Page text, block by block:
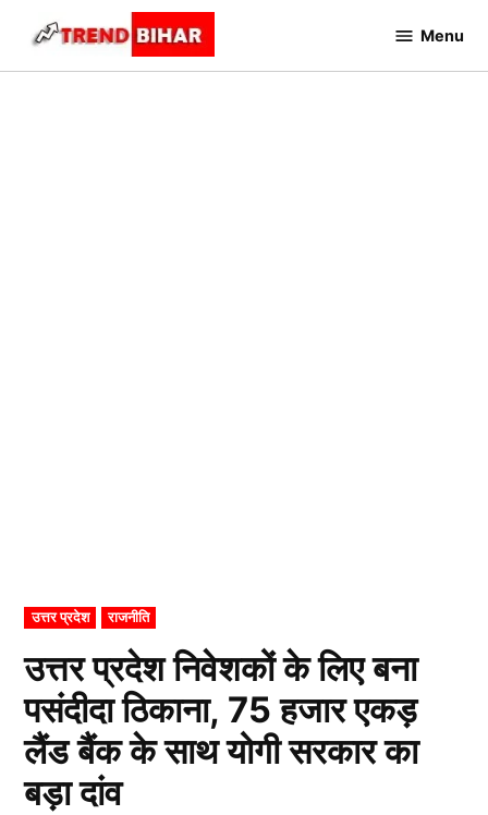
content
Bihar
Menu
POSTED
IN
उत्तर प्रदेश राजनीति
उत्तर प्रदेश निवेशकों के लिए बना
पसंदीदा ठिकाना, 75 हजार एकड़
लैंड बैंक के साथ योगी सरकार का
बड़ा दांव